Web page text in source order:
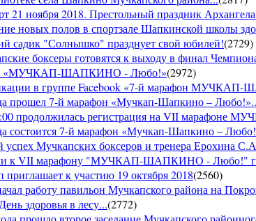
21 ноября 2018. Престольный праздник
новых полов в спортзале Шапкинской школы
садик "Солнышко" празднует свой юбилей!(2729)
боксеры готовятся к выходу в финал
«МУЧКАП-ШАПКИНО - Любо!»(2972)
в группе Facebook «7-й марафон
прошел 7-й марафон «Мучкап-Шапкино –
продолжилась регистрация на VII
состоится 7-й марафон «Мучкап-Шапкино –
Мучкапских боксеров и тренера Ерохина
к VII марафону "МУЧКАП-ШАПКИНО - Любо!"
к участию 19 октября 2018(2560)
работу павильон Мучкапского района на
здоровья в лесу...(2772)